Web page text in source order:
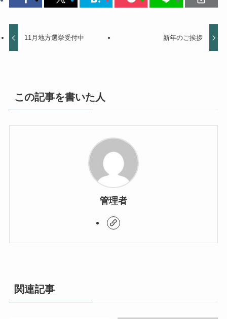
11月地方選挙受付中 新年のご挨拶
この記事を書いた人
管理者
関連記事